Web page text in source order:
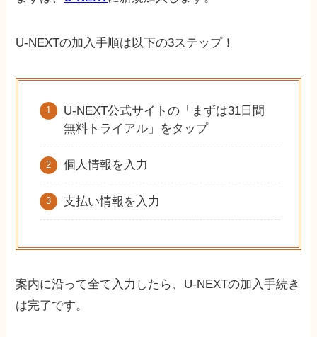
U-NEXTの加入手順は以下の3ステップ！
U-NEXT公式サイトの「まずは31日間
無料トライアル」をタップ
個人情報を入力
支払い情報を入力
案内に沿って全て入力したら、U-NEXTの加入手続き
は完了です。